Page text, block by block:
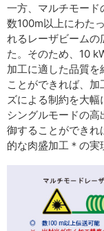
一方、マルチモー
数100m以上にわた
れるレーザビームの
た。そのため、10
加工に適した品質
ことができれば、
ズによる制約を大
シングルモードの
御することができ
的な肉盛加工＊の実